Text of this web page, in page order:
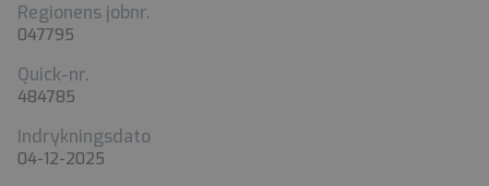
Regionens jobnr.
047795
Quick-nr.
484785
Indrykningsdato
04-12-2025